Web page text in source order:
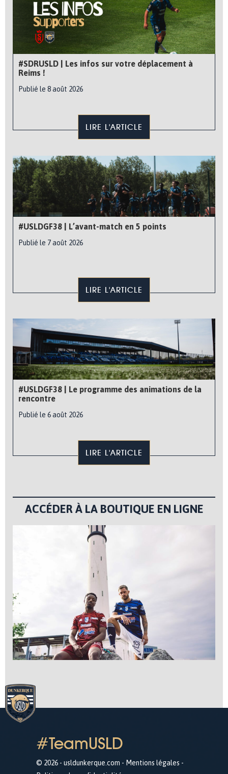
#SDRUSLD | Les infos sur votre déplacement à
Reims !
Publié le 8 août 2026
LIRE L'ARTICLE
#USLDGF38 | L’avant-match en 5 points
Publié le 7 août 2026
LIRE L'ARTICLE
#USLDGF38 | Le programme des animations de la
rencontre
Publié le 6 août 2026
LIRE L'ARTICLE
ACCÉDER À LA BOUTIQUE EN LIGNE
#TeamUSLD
© 2026 - usldunkerque.com - Mentions légales -